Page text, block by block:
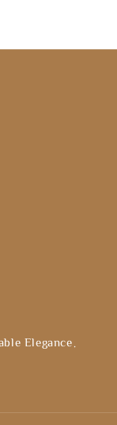
Elegance。